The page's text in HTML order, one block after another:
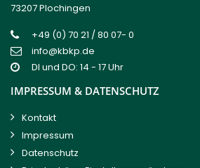
73207 Plochingen
+49 (0) 70 21 / 80 07- 0
info@kbkp.de
DI und DO: 14 - 17 Uhr
IMPRESSUM & DATENSCHUTZ
Kontakt
Impressum
Datenschutz